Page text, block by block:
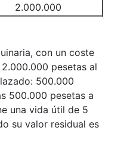
2.000.000
con un coste
pesetas al
500.000
500.000 pesetas a
una vida útil de 5
su valor residual es